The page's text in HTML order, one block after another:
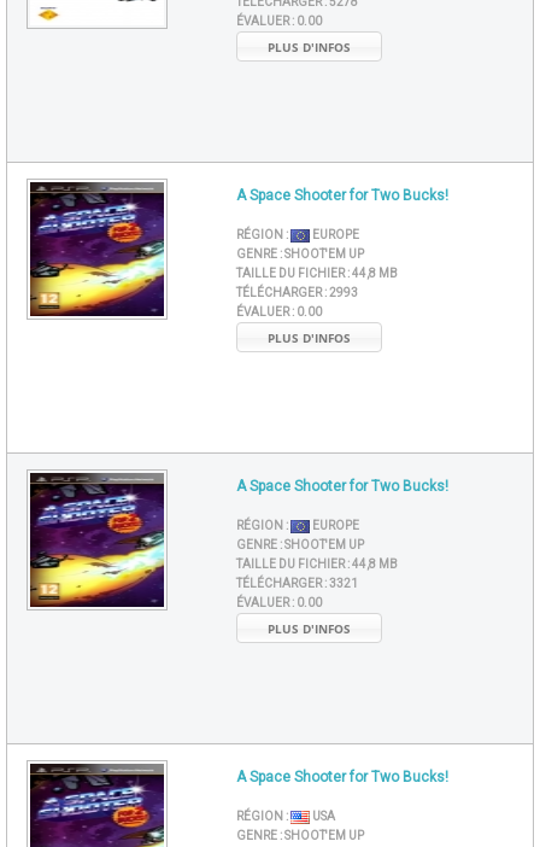
ÉVALUER : 0.00
PLUS D'INFOS
A Space Shooter for Two Bucks!
RÉGION :
EUROPE
GENRE :SHOOT'EM UP
TAILLE DU FICHIER :44,8 MB
TÉLÉCHARGER :2993
ÉVALUER : 0.00
PLUS D'INFOS
A Space Shooter for Two Bucks!
RÉGION :
EUROPE
GENRE :SHOOT'EM UP
TAILLE DU FICHIER :44,8 MB
TÉLÉCHARGER :3321
ÉVALUER : 0.00
PLUS D'INFOS
A Space Shooter for Two Bucks!
RÉGION :
USA
GENRE :SHOOT'EM UP